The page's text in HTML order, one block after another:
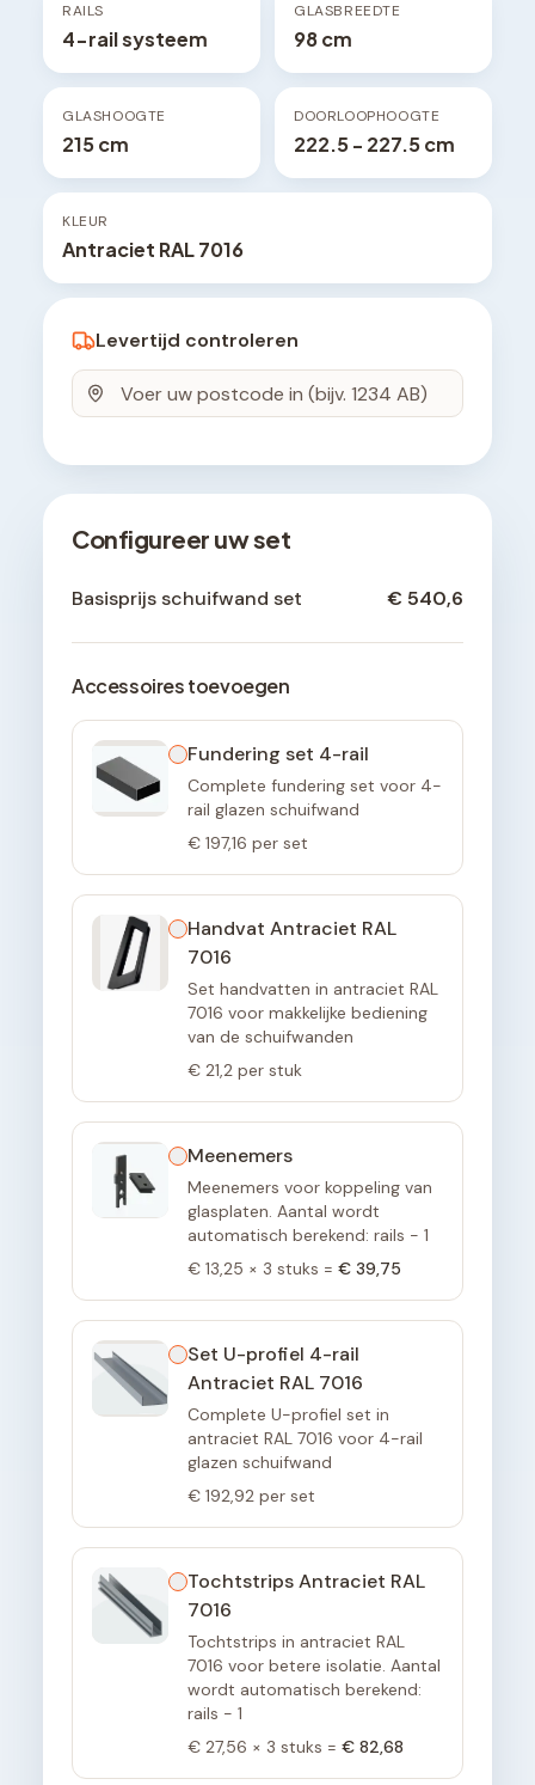
RAILS
4-rail systeem
GLASBREEDTE
98 cm
GLASHOOGTE
215 cm
DOORLOOPHOOGTE
222.5 - 227.5 cm
KLEUR
Antraciet RAL 7016
Levertijd controleren
Configureer uw set
Basisprijs schuifwand set € 540,6
Accessoires toevoegen
Fundering set 4-rail
Complete fundering set voor 4-
rail glazen schuifwand
€ 197,16 per set
Handvat Antraciet RAL
7016
Set handvatten in antraciet RAL
7016 voor makkelijke bediening
van de schuifwanden
€ 21,2 per stuk
Meenemers
Meenemers voor koppeling van
glasplaten. Aantal wordt
automatisch berekend: rails - 1
€ 13,25 × 3 stuks = € 39,75
Set U-profiel 4-rail
Antraciet RAL 7016
Complete U-profiel set in
antraciet RAL 7016 voor 4-rail
glazen schuifwand
€ 192,92 per set
Tochtstrips Antraciet RAL
7016
Tochtstrips in antraciet RAL
7016 voor betere isolatie. Aantal
wordt automatisch berekend:
rails - 1
€ 27,56 × 3 stuks = € 82,68